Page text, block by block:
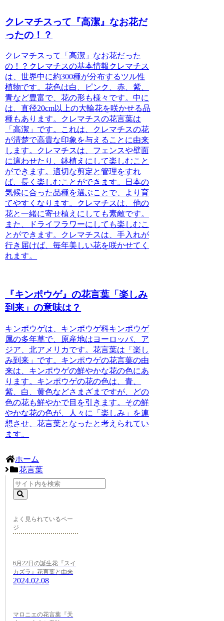
クレマチスって『高潔』なお花だ
ったの！？
クレマチスって「高潔」なお花だった
の！？ クレマチスの基本情報 クレマチス
は、世界中に約300種が分布するツル性
植物です。花色は白、ピンク、赤、紫、
青など豊富で、花の形も様々です。中に
は、直径20cm以上の大輪花を咲かせる品
種もあります。クレマチスの花言葉は
「高潔」です。これは、クレマチスの花
が清楚で高貴な印象を与えることに由来
します。
クレマチスは、フェンスや壁面
に這わせたり、鉢植えにして楽しむこと
ができます。適切な剪定と管理をすれ
ば、長く楽しむことができます。日本の
気候に合った品種を選ぶことで、より育
てやすくなります。
クレマチスは、他の
花と一緒に寄せ植えにしても素敵です。
また、ドライフラワーにしても楽しむこ
とができます。クレマチスは、手入れが
行き届けば、毎年美しい花を咲かせてく
れます。
『キンポウゲ』の花言葉「楽しみ
到来」の意味は？
キンポウゲは、キンポウゲ科キンポウゲ
属の多年草で、原産地はヨーロッパ、ア
ジア、北アメリカです。花言葉は「楽し
み到来」です。 キンポウゲの花言葉の由
来は、キンポウゲの鮮やかな花の色にあ
ります。キンポウゲの花の色は、青、
紫、白、黄色などさまざまですが、どの
色の花も鮮やかで目を引きます。その鮮
やかな花の色が、人々に「楽しみ」を連
想させ、花言葉となったと考えられてい
ます。
ホーム
花言葉
よく見られているペー
ジ
6月22日の誕生花『スイ
カズラ』花言葉と由来
2024.02.08
マロニエの花言葉『天